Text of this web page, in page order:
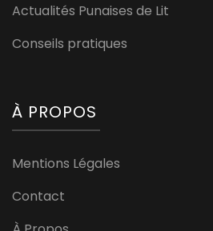
Actualités Punaises de Lit
Conseils pratiques
À PROPOS
Mentions Légales
Contact